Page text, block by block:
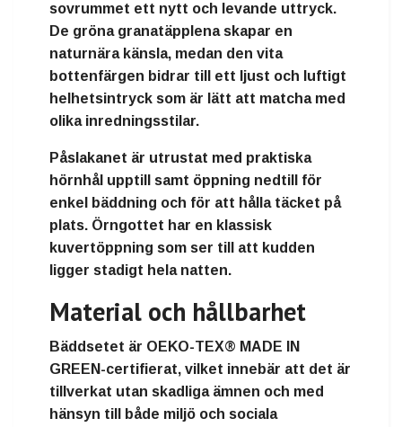
sovrummet ett nytt och levande uttryck.
De gröna granatäpplena skapar en
naturnära känsla, medan den vita
bottenfärgen bidrar till ett ljust och luftigt
helhetsintryck som är lätt att matcha med
olika inredningsstilar.
Påslakanet är utrustat med praktiska
hörnhål upptill samt öppning nedtill för
enkel bäddning och för att hålla täcket på
plats. Örngottet har en klassisk
kuvertöppning som ser till att kudden
ligger stadigt hela natten.
Material och hållbarhet
Bäddsetet är OEKO-TEX® MADE IN
GREEN-certifierat, vilket innebär att det är
tillverkat utan skadliga ämnen och med
hänsyn till både miljö och sociala